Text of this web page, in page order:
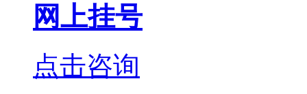
网上挂号
点击咨询